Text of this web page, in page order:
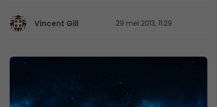
Vincent Gill 29 mei 2013, 11:29